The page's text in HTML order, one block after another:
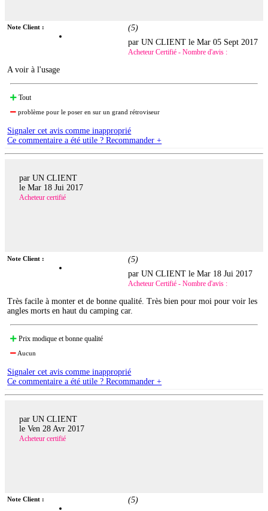
Note Client : (5)
par UN CLIENT leMar 05 Sept 2017
Acheteur Certifié - Nombre d'avis :
A voir à l'usage
Tout
problème pour le poser en sur un grand rétroviseur
Signaler cet avis comme inapproprié
Ce commentaire a été utile ? Recommander +
par UN CLIENT
le Mar 18 Jui 2017
Acheteur certifié
Note Client : (5)
par UN CLIENT leMar 18 Jui 2017
Acheteur Certifié - Nombre d'avis :
Très facile à monter et de bonne qualité. Très bien pour moi pour voir les
angles morts en haut du camping car.
Prix modique et bonne qualité
Aucun
Signaler cet avis comme inapproprié
Ce commentaire a été utile ? Recommander +
par UN CLIENT
le Ven 28 Avr 2017
Acheteur certifié
Note Client : (5)